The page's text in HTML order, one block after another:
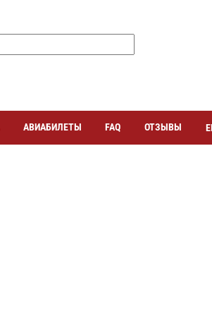
АВИАБИЛЕТЫ FAQ ОТЗЫВЫ